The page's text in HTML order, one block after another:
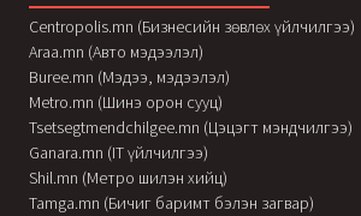
Centropolis.mn (Бизнесийн зөвлөх үйлчилгээ)
Araa.mn (Авто мэдээлэл)
Buree.mn (Мэдээ, мэдээлэл)
Metro.mn (Шинэ орон сууц)
Tsetsegtmendchilgee.mn (Цэцэгт мэндчилгээ)
Ganara.mn (IT үйлчилгээ)
Shil.mn (Метро шилэн хийц)
Tamga.mn (Бичиг баримт бэлэн загвар)